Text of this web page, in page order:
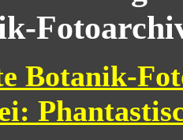
Botanik-